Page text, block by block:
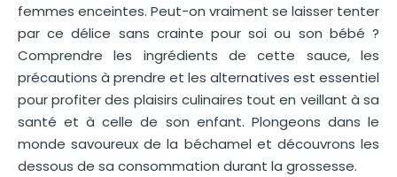
femmes enceintes. Peut-on vraiment se laisser tenter
par ce délice sans crainte pour soi ou son bébé ?
Comprendre les ingrédients de cette sauce, les
précautions à prendre et les alternatives est essentiel
pour profiter des plaisirs culinaires tout en veillant à sa
santé et à celle de son enfant. Plongeons dans le
monde savoureux de la béchamel et découvrons les
dessous de sa consommation durant la grossesse.